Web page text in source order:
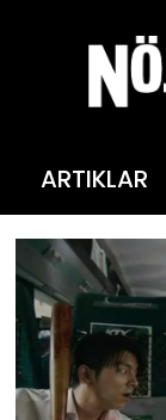
ARTIKLAR